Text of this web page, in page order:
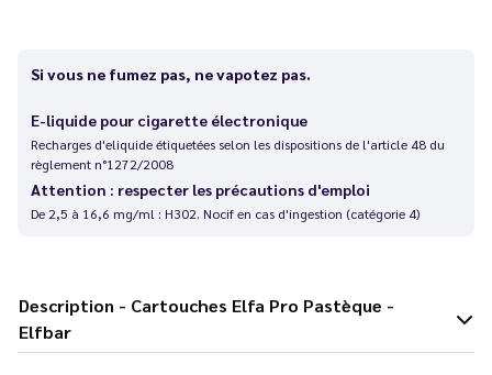
Si vous ne fumez pas, ne vapotez pas.
E-liquide pour cigarette électronique
Recharges d'eliquide étiquetées selon les dispositions de l'article 48 du
règlement n°1272/2008
Attention : respecter les précautions d'emploi
De 2,5 à 16,6 mg/ml : H302. Nocif en cas d'ingestion (catégorie 4)
Description - Cartouches Elfa Pro Pastèque -
Elfbar